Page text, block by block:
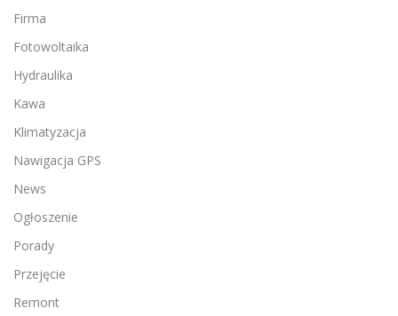
Firma
Fotowoltaika
Hydraulika
Kawa
Klimatyzacja
Nawigacja GPS
News
Ogłoszenie
Porady
Przejęcie
Remont